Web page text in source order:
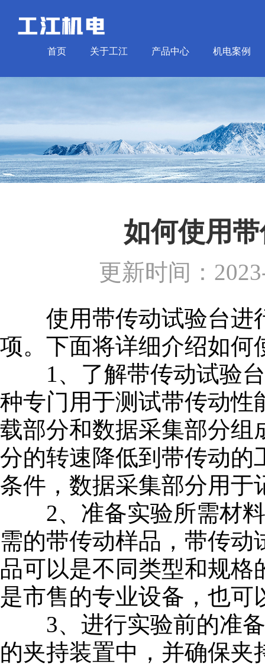
首页 关于工江 产品中心 机电案例
如何使用
更新时间：
使用带传动试验台进
项。下面将详细介绍如何
1、了解带传动试验台
种专门用于测试带传动性
载部分和数据采集部分组
分的转速降低到带传动的
条件，数据采集部分用于
2、准备实验所需材料
需的带传动样品，带传
品可以是不同类型和规
是市售的专业设备，也
3、进行实验前的准备
的夹持装置中，并确保